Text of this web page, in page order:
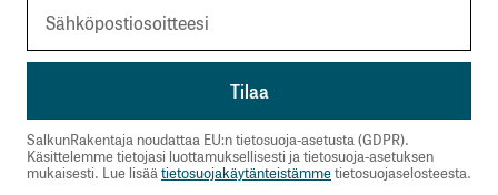
SalkunRakentaja noudattaa EU:n tietosuoja-asetusta (GDPR).
Käsittelemme tietojasi luottamuksellisesti ja tietosuoja-asetuksen
mukaisesti. Lue lisää tietosuojakäytänteistämmetietosuojaselosteesta.